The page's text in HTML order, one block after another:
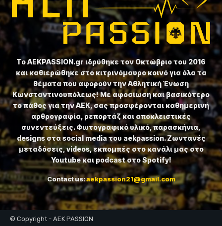
Το ⁦AEKPASSION.gr⁩ ιδρύθηκε τον Οκτώβριο του 2016
και καθιερώθηκε στο κιτρινόμαυρο κοινό για όλα τα
θέματα που αφορούν την Αθλητική Ένωση
Κωνσταντινουπόλεως! Με αφοσίωση και βασικότερο
το πάθος για την ΑΕΚ, σας προσφέρονται καθημερινή
αρθρογραφία, ρεπορτάζ και αποκλειστικές
συνεντεύξεις. Φωτογραφικό υλικό, παρασκήνια,
designs στα social media του aekpassion. Ζωντανές
μεταδόσεις, videos, εκπομπές στο κανάλι μας στο
Youtube και podcast στο Spotify!
Contact us:aekpassion21@gmail.com
© Copyright - AEK PASSION